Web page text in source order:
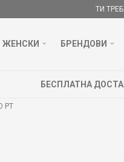
ТИ
ЖЕНСКИ БРЕНДОВИ
БЕСПЛАТНА
PT